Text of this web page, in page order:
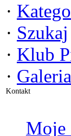
·
· Szukaj
· Klub
·
Kontakt
Moje